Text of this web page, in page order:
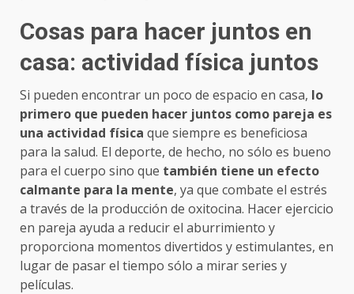
Cosas para hacer juntos en
casa: actividad física juntos
Si pueden encontrar un poco de espacio en casa, lo
primero que pueden hacer juntos como pareja es
una actividad física que siempre es beneficiosa
para la salud. El deporte, de hecho, no sólo es bueno
para el cuerpo sino que también tiene un efecto
calmante para la mente, ya que combate el estrés
a través de la producción de oxitocina. Hacer ejercicio
en pareja ayuda a reducir el aburrimiento y
proporciona momentos divertidos y estimulantes, en
lugar de pasar el tiempo sólo a mirar series y
películas.